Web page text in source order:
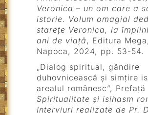
Veronica – un om care a
istorie. Volum omagial
starețe Veronica, la
ani de viață, Editura
Napoca, 2024, pp. 53-54.
„Dialog spiritual, gândire
duhovnicească și simțire
arealul românesc”, Prefață
Spiritualitate și isihasm
Interviuri realizate de Pr.